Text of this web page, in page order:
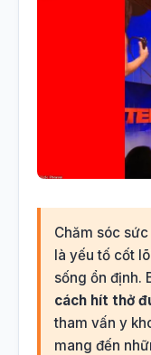
Chăm sóc
là yếu tố cốt
sống ổn định.
cách hít thở
tham vấn y
mang đến